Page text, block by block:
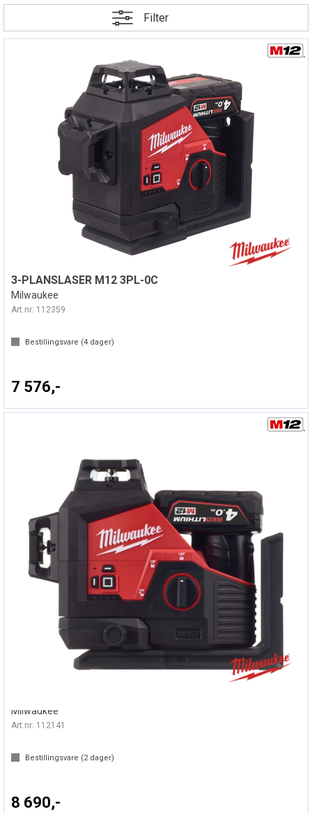
Filter
3-PLANSLASER M12 3PL-0C
Milwaukee
Art.nr: 112359
Bestillingsvare (4 dager)
7 576,-
Milwaukee
Art.nr: 112141
Bestillingsvare (2dager)
8 690,-